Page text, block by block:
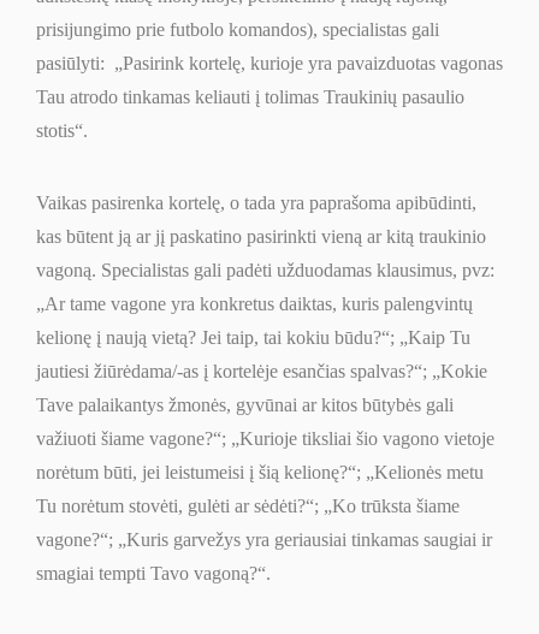
prisijungimo prie futbolo komandos), specialistas gali
pasiūlyti: „Pasirink kortelę, kurioje yra pavaizduotas vagonas
Tau atrodo tinkamas keliauti į tolimas Traukinių pasaulio
stotis“.
Vaikas pasirenka kortelę, o tada yra paprašoma apibūdinti,
kas būtent ją ar jį paskatino pasirinkti vieną ar kitą traukinio
vagoną. Specialistas gali padėti užduodamas klausimus, pvz:
„Ar tame vagone yra konkretus daiktas, kuris palengvintų
kelionę į naują vietą? Jei taip, tai kokiu būdu?“; „Kaip Tu
jautiesi žiūrėdama/-as į kortelėje esančias spalvas?“; „Kokie
Tave palaikantys žmonės, gyvūnai ar kitos būtybės gali
važiuoti šiame vagone?“; „Kurioje tiksliai šio vagono vietoje
norėtum būti, jei leistumeisi į šią kelionę?“; „Kelionės metu
Tu norėtum stovėti, gulėti ar sėdėti?“; „Ko trūksta šiame
vagone?“; „Kuris garvežys yra geriausiai tinkamas saugiai ir
smagiai tempti Tavo vagoną?“.